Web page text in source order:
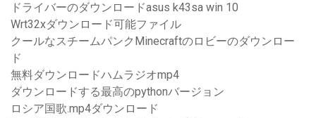
ドライバーのダウンロードasus k43sa win 10
Wrt32xダウンロード可能ファイル
クールなスチームパンクMinecraftのロビーのダウンロー
ド
無料ダウンロードハムラジオmp4
ダウンロードする最高のpythonバージョン
ロシア国歌.mp4ダウンロード